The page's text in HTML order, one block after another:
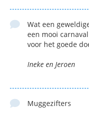
Wat een
een mooi
voor het goede
Ineke en Jeroen
Muggezifters